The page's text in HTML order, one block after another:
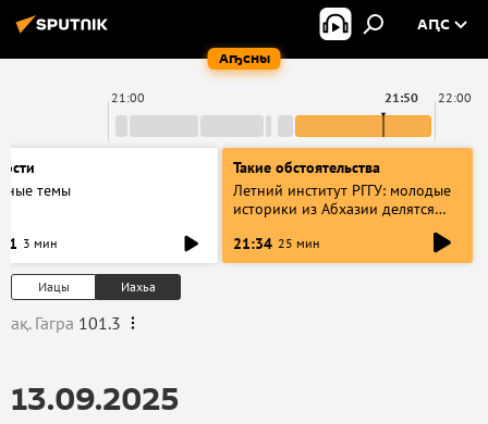
Аҧсны
АԤС
21:00 22:00
21:50
темы
3 мин
Такие обстоятельства
Летний институт РГГУ: молодые
историки из Абхазии делятся
21:34 25 мин
Иацы Иахьа
ақ. Гагра 101.3
13.09.2025